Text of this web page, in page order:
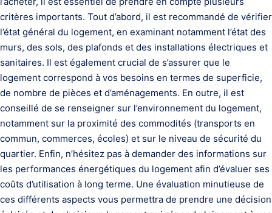
critères importants. Tout d’abord, il est recommandé de vérifier
l’état général du logement, en examinant notamment l’état des
murs, des sols, des plafonds et des installations électriques et
sanitaires. Il est également crucial de s’assurer que le
logement correspond à vos besoins en termes de superficie,
de nombre de pièces et d’aménagements. En outre, il est
conseillé de se renseigner sur l’environnement du logement,
notamment sur la proximité des commodités (transports en
commun, commerces, écoles) et sur le niveau de sécurité du
quartier. Enfin, n’hésitez pas à demander des informations sur
les performances énergétiques du logement afin d’évaluer ses
coûts d’utilisation à long terme. Une évaluation minutieuse de
ces différents aspects vous permettra de prendre une décision